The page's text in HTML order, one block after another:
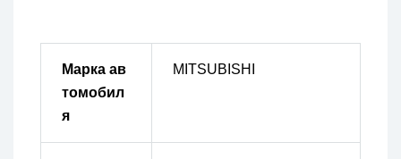
Марка ав
томобил
я
MITSUBISHI